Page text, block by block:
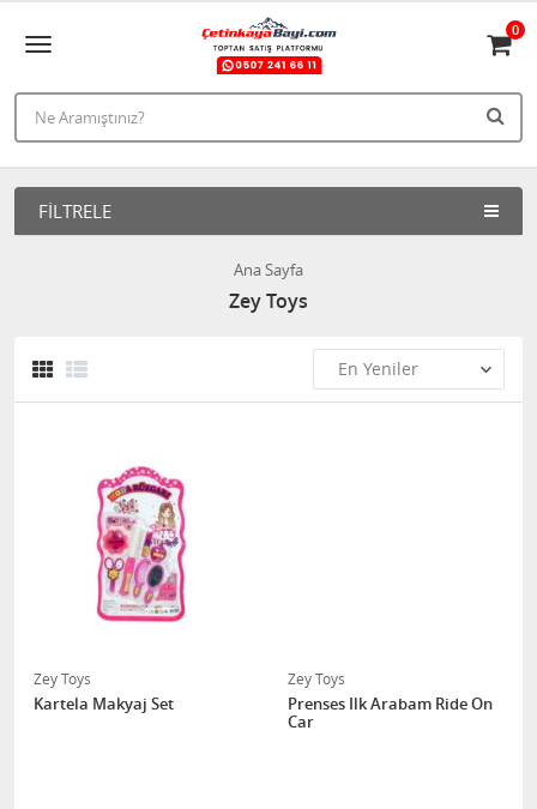
0
FILTRELE
Ana Sayfa
Zey Toys
Zey Toys
Kartela Makyaj Set
Zey Toys
Prenses Ilk Arabam Ride On
Car